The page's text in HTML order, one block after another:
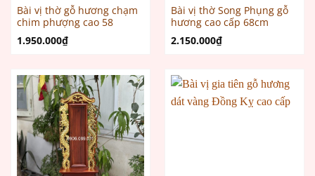
Bài vị thờ gỗ hương chạm
chim phượng cao 58
1.950.000₫
Bài vị thờ Song Phụng gỗ
hương cao cấp 68cm
2.150.000₫